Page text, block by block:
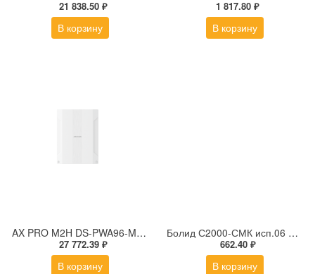
21 838.50 ₽
В корзину
1 817.80 ₽
В корзину
AX PRO M2H DS-PWA96-M2H-WE Гибридная охранная контрольная панель (868МГц), белая
27 772.39 ₽
В корзину
Болид С2000-СМК исп.06 Извещатель охранный магнитоконтактный адресный
662.40 ₽
В корзину